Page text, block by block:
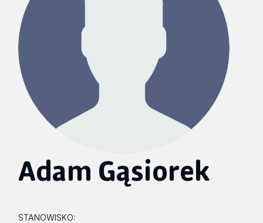
Adam Gąsiorek
STANOWISKO: